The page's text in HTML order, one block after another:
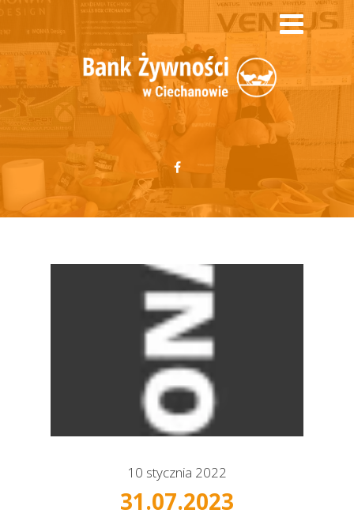
10 stycznia 2022
31.07.2023